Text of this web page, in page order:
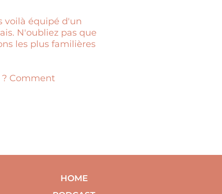
voilà équipé d'un
N'oubliez pas que
les plus familières
Comment
HOME